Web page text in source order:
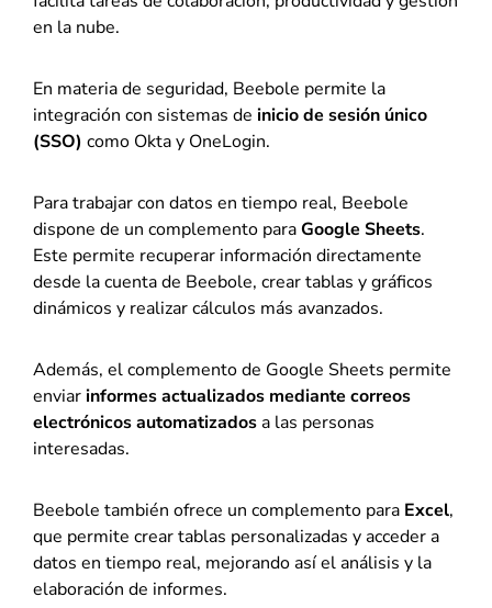
en la nube.
En materia de seguridad, Beebole permite la
integración con sistemas de inicio de sesión único
(SSO) como Okta y OneLogin.
Para trabajar con datos en tiempo real, Beebole
dispone de un complemento paraGoogle Sheets.
Este permite recuperar información directamente
desde la cuenta de Beebole, crear tablas y gráficos
dinámicos y realizar cálculos más avanzados.
Además, el complemento de Google Sheets permite
enviarinformes actualizados mediante correos
electrónicos automatizadosa las personas
interesadas.
Beebole también ofrece un complemento para Excel,
que permite crear tablas personalizadas y acceder a
datos en tiempo real, mejorando así el análisis y la
elaboración de informes.